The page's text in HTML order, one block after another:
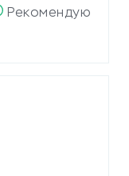
Рекомендую